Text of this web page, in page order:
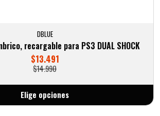
DBLUE
recargable para PS3 DUAL SHOCK
$13.491
$14.990
Elige opciones